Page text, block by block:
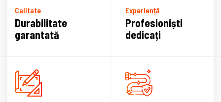
Calitate
Durabilitate
garantată
Experiență
Profesioniști
dedicați